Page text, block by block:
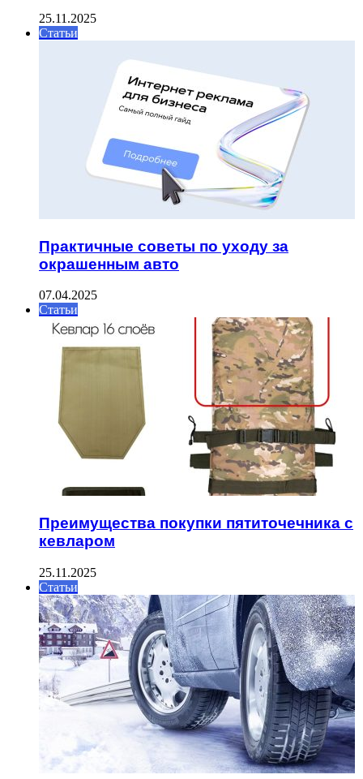
25.11.2025
Статьи
Практичные советы по уходу за
окрашенным авто
07.04.2025
Статьи
Преимущества покупки пятиточечника с
кевларом
25.11.2025
Статьи